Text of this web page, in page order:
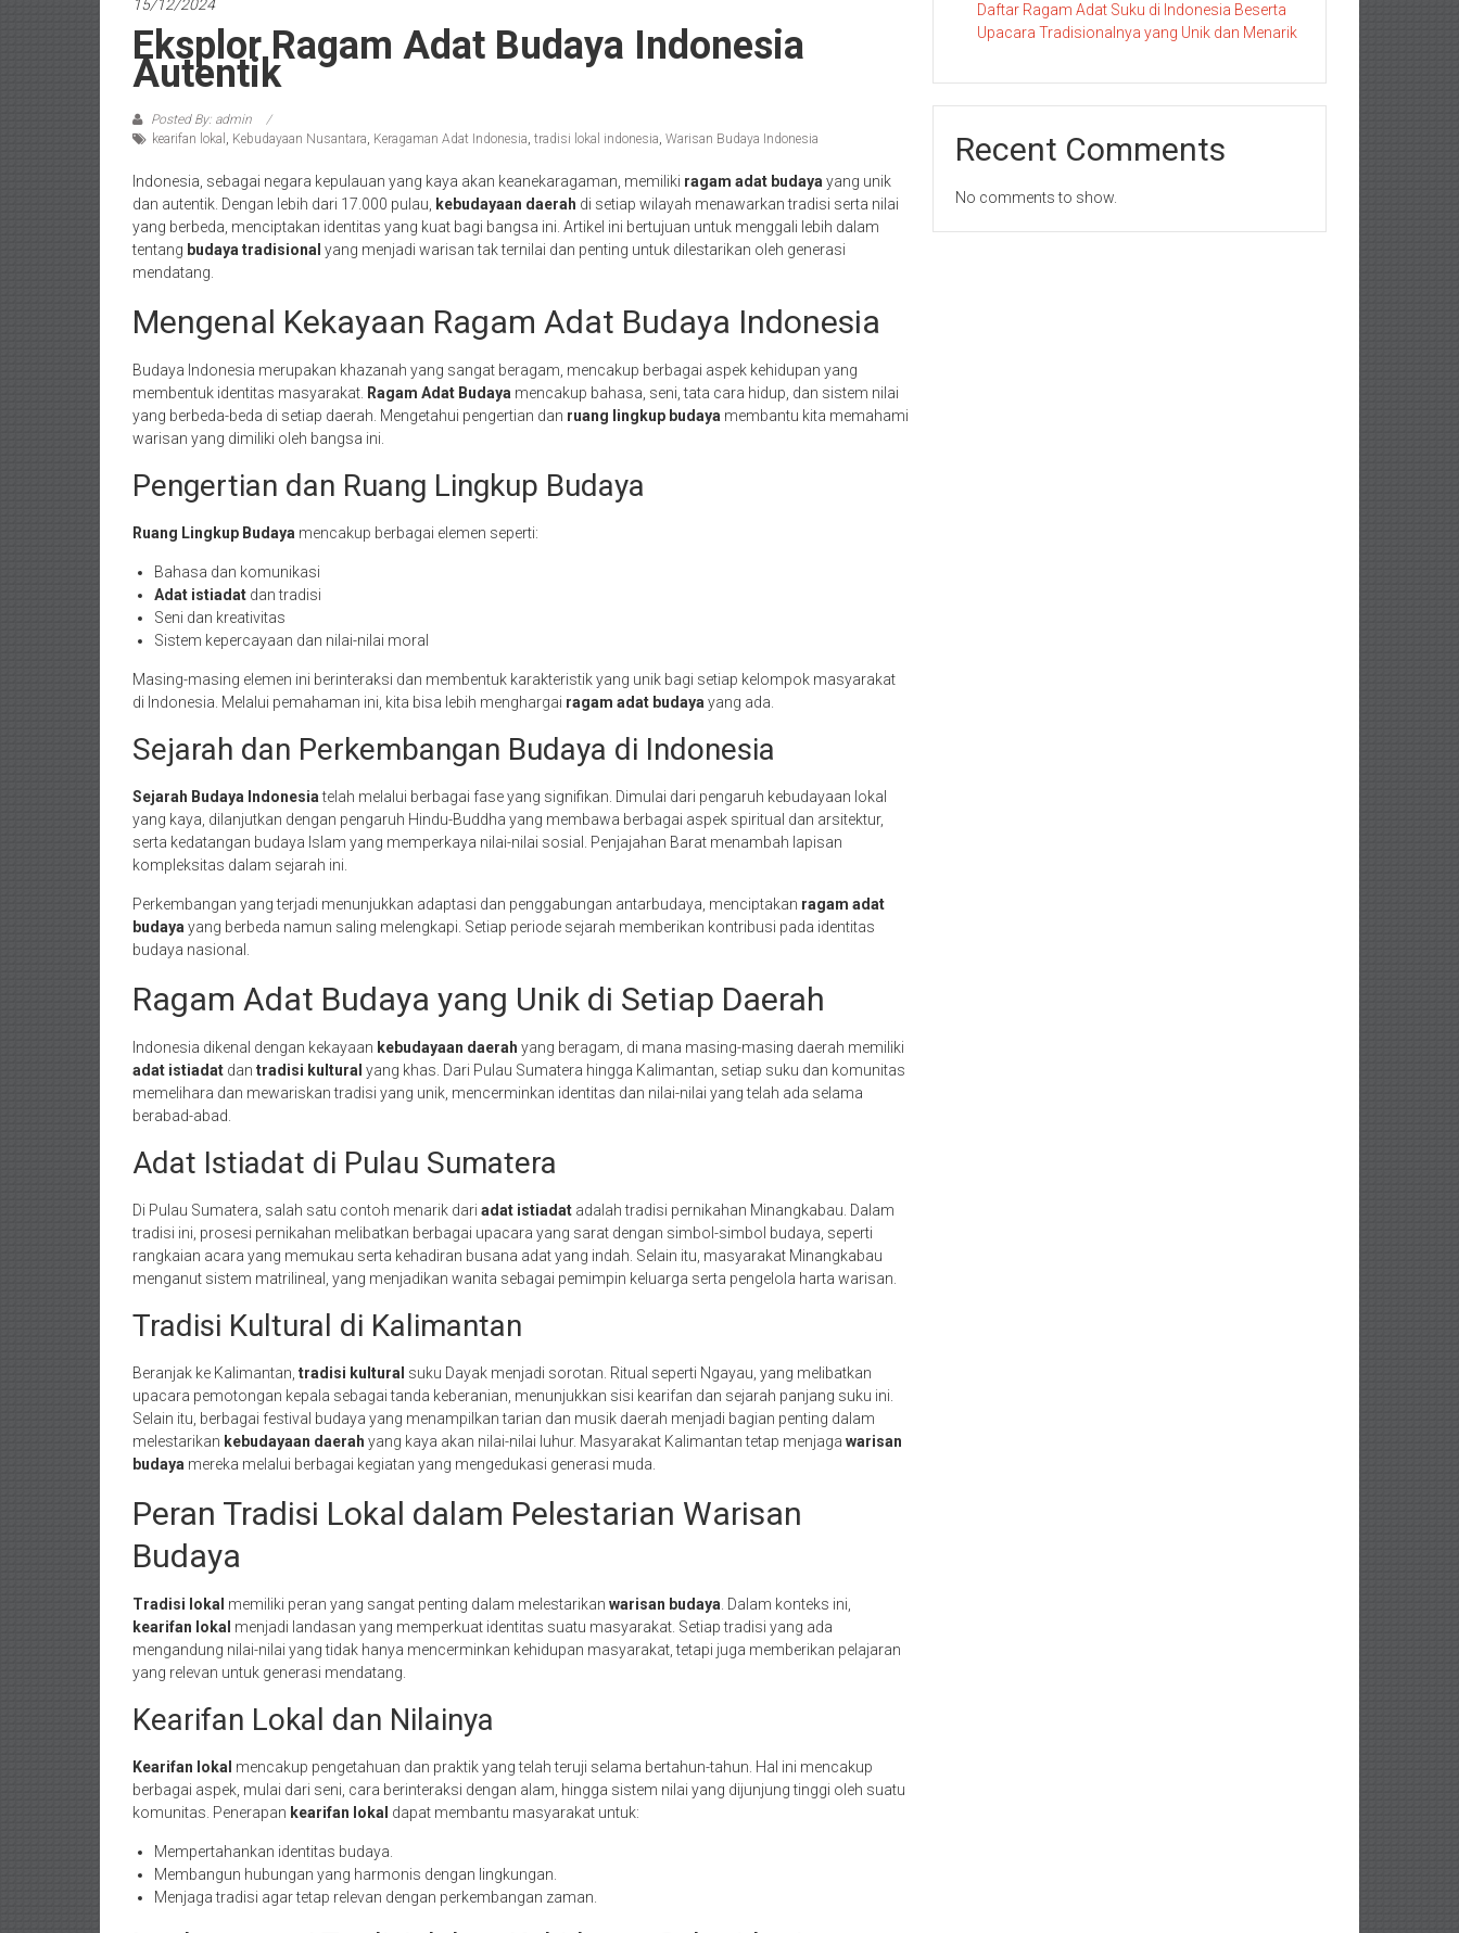
15/12/2024
Eksplor Ragam Adat Budaya Indonesia
Autentik
Posted By: admin
kearifan lokal , Kebudayaan Nusantara, Keragaman Adat Indonesia, tradisi lokal indonesia, Warisan Budaya Indonesia
Indonesia, sebagai negara kepulauan yang kaya akan keanekaragaman, memiliki ragam adat budaya yang unik
dan autentik. Dengan lebih dari 17.000 pulau,
kebudayaan daerah di setiap wilayah menawarkan tradisi serta nilai
yang berbeda, menciptakan identitas yang kuat bagi bangsa ini. Artikel ini bertujuan untuk menggali lebih dalam
tentang budaya tradisional yang menjadi warisan tak ternilai dan penting untuk dilestarikan oleh generasi
mendatang.
Mengenal Kekayaan Ragam Adat Budaya Indonesia
Budaya Indonesia merupakan khazanah yang sangat beragam, mencakup berbagai aspek kehidupan yang
membentuk identitas masyarakat. Ragam Adat Budaya mencakup bahasa, seni, tata cara hidup, dan sistem nilai
yang berbeda-beda di setiap daerah. Mengetahui pengertian dan ruang lingkup budaya membantu kita memahami
warisan yang dimiliki oleh bangsa ini.
Pengertian dan Ruang Lingkup Budaya
Ruang Lingkup Budaya mencakup berbagai elemen seperti:
Bahasa dan komunikasi
Adat istiadat dan tradisi
Seni dan kreativitas
Sistem kepercayaan dan nilai-nilai moral
Masing-masing elemen ini berinteraksi dan membentuk karakteristik yang unik bagi setiap kelompok masyarakat
di Indonesia. Melalui pemahaman ini, kita bisa lebih menghargai ragam adat budaya yang ada.
Sejarah dan Perkembangan Budaya di Indonesia
Sejarah Budaya Indonesiatelah melalui berbagai fase yang signifikan. Dimulai dari pengaruh kebudayaan lokal
yang kaya, dilanjutkan dengan pengaruh Hindu-Buddha yang membawa berbagai aspek spiritual dan arsitektur,
serta kedatangan budaya Islam yang memperkaya nilai-nilai sosial. Penjajahan Barat menambah lapisan
kompleksitas dalam sejarah ini.
Perkembangan yang terjadi menunjukkan adaptasi dan penggabungan antarbudaya, menciptakan ragam adat
budaya yang berbeda namun saling melengkapi. Setiap periode sejarah memberikan kontribusi pada identitas
budaya nasional.
Ragam Adat Budaya yang Unik di Setiap Daerah
Indonesia dikenal dengan kekayaan kebudayaan daerah yang beragam, di mana masing-masing daerah memiliki
adat istiadat dan tradisi kultural yang khas. Dari Pulau Sumatera hingga Kalimantan, setiap suku dan komunitas
memelihara dan mewariskan tradisi yang unik, mencerminkan identitas dan nilai-nilai yang telah ada selama
berabad-abad.
Adat Istiadat di Pulau Sumatera
Di Pulau Sumatera, salah satu contoh menarik dari adat istiadat adalah tradisi pernikahan Minangkabau. Dalam
tradisi ini, prosesi pernikahan melibatkan berbagai upacara yang sarat dengan simbol-simbol budaya, seperti
rangkaian acara yang memukau serta kehadiran busana adat yang indah. Selain itu, masyarakat Minangkabau
menganut sistem matrilineal, yang menjadikan wanita sebagai pemimpin keluarga serta pengelola harta warisan.
Tradisi Kultural di Kalimantan
Beranjak ke Kalimantan, tradisi kultural suku Dayak menjadi sorotan. Ritual seperti Ngayau, yang melibatkan
upacara pemotongan kepala sebagai tanda keberanian, menunjukkan sisi kearifan dan sejarah panjang suku ini.
Selain itu, berbagai festival budaya yang menampilkan tarian dan musik daerah menjadi bagian penting dalam
melestarikan kebudayaan daerah yang kaya akan nilai-nilai luhur. Masyarakat Kalimantan tetap menjaga warisan
budaya mereka melalui berbagai kegiatan yang mengedukasi generasi muda.
Peran Tradisi Lokal dalam Pelestarian Warisan
Budaya
Tradisi lokal memiliki peran yang sangat penting dalam melestarikan warisan budaya . Dalam konteks ini,
kearifan lokal menjadi landasan yang memperkuat identitas suatu masyarakat. Setiap tradisi yang ada
mengandung nilai-nilai yang tidak hanya mencerminkan kehidupan masyarakat, tetapi juga memberikan pelajaran
yang relevan untuk generasi mendatang.
Kearifan Lokal dan Nilainya
Kearifan lokal mencakup pengetahuan dan praktik yang telah teruji selama bertahun-tahun. Hal ini mencakup
berbagai aspek, mulai dari seni, cara berinteraksi dengan alam, hingga sistem nilai yang dijunjung tinggi oleh suatu
komunitas. Penerapan kearifan lokal dapat membantu masyarakat untuk:
Mempertahankan identitas budaya.
Membangun hubungan yang harmonis dengan lingkungan.
Menjaga tradisi agar tetap relevan dengan perkembangan zaman.
Daftar Ragam Adat Suku di Indonesia Beserta
Upacara Tradisionalnya yang Unik dan Menarik
Recent Comments
No comments to show.